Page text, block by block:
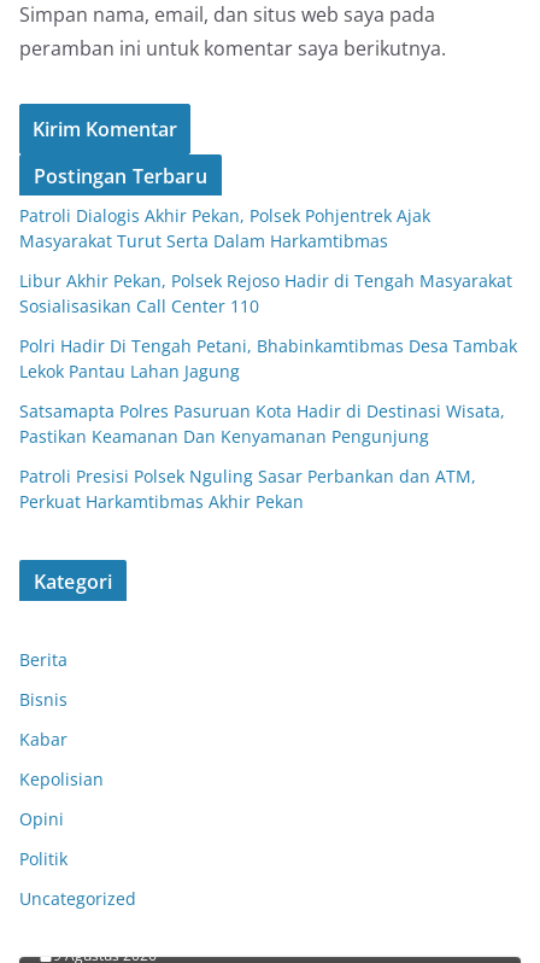
Simpan nama, email, dan situs web saya pada
peramban ini untuk komentar saya berikutnya.
Postingan Terbaru
Patroli Dialogis Akhir Pekan, Polsek Pohjentrek Ajak
Masyarakat Turut Serta Dalam Harkamtibmas
Libur Akhir Pekan, Polsek Rejoso Hadir di Tengah Masyarakat
Sosialisasikan Call Center 110
Polri Hadir Di Tengah Petani, Bhabinkamtibmas Desa Tambak
Lekok Pantau Lahan Jagung
Satsamapta Polres Pasuruan Kota Hadir di Destinasi Wisata,
Pastikan Keamanan Dan Kenyamanan Pengunjung
Patroli Presisi Polsek Nguling Sasar Perbankan dan ATM,
Perkuat Harkamtibmas Akhir Pekan
Kategori
Berita
Bisnis
Kabar
Kepolisian
Opini
Politik
Uncategorized
Patroli Dialogis Akhir Pekan, Polsek Pohjentrek
Ajak Masyarakat Turut Serta Dalam
9 Agustus 2026